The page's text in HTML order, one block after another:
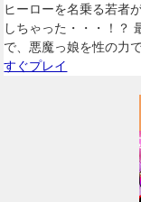
ヒーローを名乗る若者
しちゃった・・・！？
で、悪魔っ娘を性の力
すぐプレイ